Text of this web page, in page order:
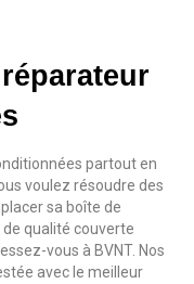
partout en
voulez résoudre des
sa boîte de
qualité couverte
vous à BVNT. Nos
avec le meilleur